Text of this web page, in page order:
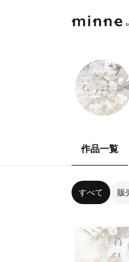
作品一覧
すべて 販